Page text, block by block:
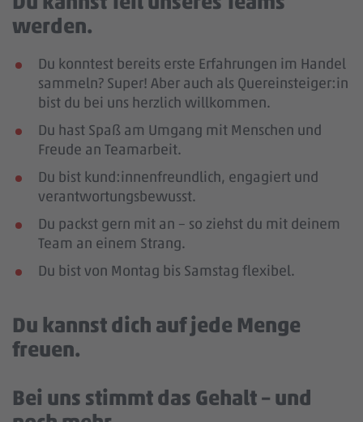
werden.
Du konntest bereits erste Erfahrungen im Handel
sammeln? Super! Aber auch als Quereinsteiger:in
bist du bei uns herzlich willkommen.
Du hast Spaß am Umgang mit Menschen und
Freude an Teamarbeit.
Du bist kund:innenfreundlich, engagiert und
verantwortungsbewusst.
Du packst gern mit an – so ziehst du mit deinem
Team an einem Strang.
Du bist von Montag bis Samstag flexibel.
Du kannst dich auf jede Menge
freuen.
Bei uns stimmt das Gehalt – und